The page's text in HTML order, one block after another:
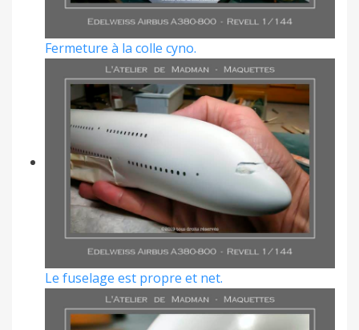
Fermeture à la colle cyno.
Le fuselage est propre et net.